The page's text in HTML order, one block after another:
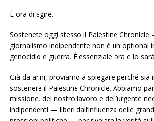
È ora di agire.
Sostenete oggi stesso il Palestine Chronicle
giornalismo indipendente non è un optional
genocidio e guerra. È essenziale ora e lo
Già da anni, proviamo a spiegare perché sia
sostenere il Palestine Chronicle. Abbiamo
missione, del nostro lavoro e dell’urgente
indipendenti — liberi dall’influenza delle